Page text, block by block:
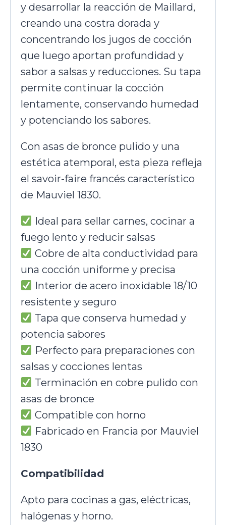
y desarrollar la reacción de Maillard,
creando una costra dorada y
concentrando los jugos de cocción
que luego aportan profundidad y
sabor a salsas y reducciones. Su tapa
permite continuar la cocción
lentamente, conservando humedad
y potenciando los sabores.
Con asas de bronce pulido y una
estética atemporal, esta pieza refleja
el savoir-faire francés característico
de Mauviel 1830.
Ideal para sellar carnes, cocinar a
fuego lento y reducir salsas
Cobre de alta conductividad para
una cocción uniforme y precisa
Interior de acero inoxidable 18/10
resistente y seguro
Tapa que conserva humedad y
potencia sabores
Perfecto para preparaciones con
salsas y cocciones lentas
Terminación en cobre pulido con
asas de bronce
Compatible con horno
Fabricado en Francia por Mauviel
1830
Compatibilidad
Apto para cocinas a gas, eléctricas,
halógenas y horno.